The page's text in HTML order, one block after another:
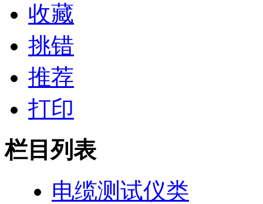
收藏
挑错
推荐
打印
栏目列表
电缆测试仪类